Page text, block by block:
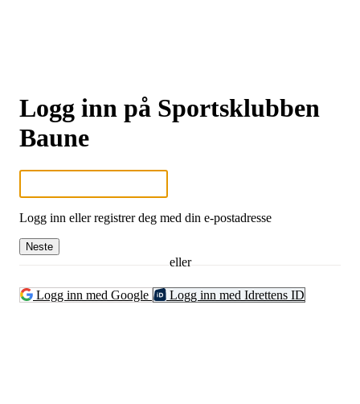
Logg inn på Sportsklubben
Baune
Logg inn eller registrer deg med din e-postadresse
Neste
eller
Logg inn med Google Logg inn med Idrettens ID